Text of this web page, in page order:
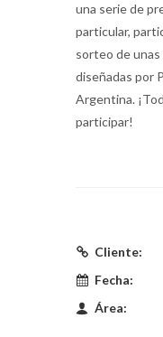
una serie de
particular,
sorteo de unas
diseñadas por
Argentina.
participar!
Cliente:
Fecha:
Área: